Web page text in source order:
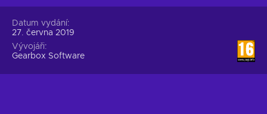
Datum vydání
27. června 2019
Vývojáři
Gearbox Software